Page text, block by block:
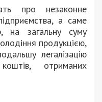
про незаконне
а саме
на загальну суму
продукцією,
легалізацію
отриманих